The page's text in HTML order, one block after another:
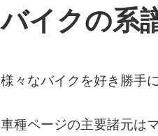
バイクの系
様々なバイクを好き勝手
車種ページの主要諸元は